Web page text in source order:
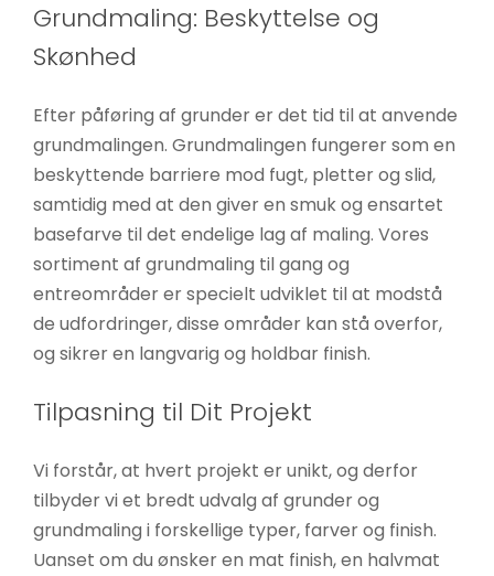
Grundmaling: Beskyttelse og
Skønhed
Efter påføring af grunder er det tid til at anvende
grundmalingen. Grundmalingen fungerer som en
beskyttende barriere mod fugt, pletter og slid,
samtidig med at den giver en smuk og ensartet
basefarve til det endelige lag af maling. Vores
sortiment af grundmaling til gang og
entreområder er specielt udviklet til at modstå
de udfordringer, disse områder kan stå overfor,
og sikrer en langvarig og holdbar finish.
Tilpasning til Dit Projekt
Vi forstår, at hvert projekt er unikt, og derfor
tilbyder vi et bredt udvalg af grunder og
grundmaling i forskellige typer, farver og finish.
Uanset om du ønsker en mat finish, en halvmat